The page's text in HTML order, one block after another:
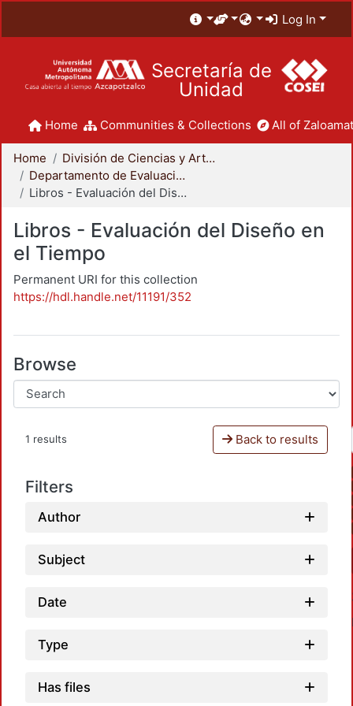
Log In
Secretaría de
Unidad
Home Communities & Collections All of
Home
División de Ciencias y Artes para el Diseño
Departamento de Evaluación del Diseño en el Tiempo
Libros - Evaluación del Diseño en el Tiempo
Libros - Evaluación del Diseño en
el Tiempo
Permanent URI for this collection
https://hdl.handle.net/11191/352
Browse
1 results Back to results
Filters
Author
Subject
Date
Type
Has files